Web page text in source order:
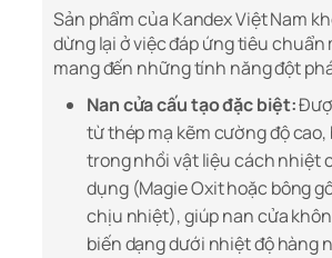
Sản phẩm của Kandex Việt Nam
dừng lại ở việc đáp ứng tiêu chuẩn
mang đến những tính năng đột
Nan cửa cấu tạo đặc biệt:
từ thép mạ kẽm cường độ cao,
trong nhồi vật liệu cách nhiệt
dụng (Magie Oxit hoặc bông
chịu nhiệt), giúp nan cửa
biến dạng dưới nhiệt độ hàng